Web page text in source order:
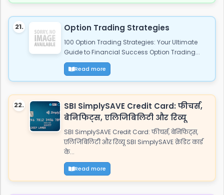
21. Option Trading Strategies
100 Option Trading Strategies: Your Ultimate
Guide to Financial Success Option Trading...
Read more
22.
SBI SimplySAVE Credit Card: फीचर्स,
बेनिफिट्स, एलिजिबिलिटी और रिव्यू
SBI SimplySAVE Credit Card: फीचर्स, बेनिफिट्स,
एलिजिबिलिटी और रिव्यू SBI SimplySAVE क्रेडिट कार्ड
के...
Read more